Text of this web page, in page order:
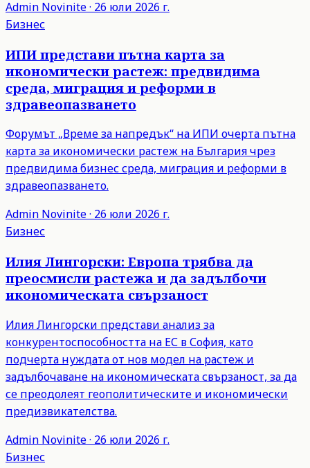
Admin Novinite· 26 юли 2026 г.
Бизнес
ИПИ представи пътна карта за
икономически растеж: предвидима
среда, миграция и реформи в
здравеопазването
Форумът „Време за напредък“ на ИПИ очерта пътна
карта за икономически растеж на България чрез
предвидима бизнес среда, миграция и реформи в
здравеопазването.
Admin Novinite· 26 юли 2026 г.
Бизнес
Илия Лингорски: Европа трябва да
преосмисли растежа и да задълбочи
икономическата свързаност
Илия Лингорски представи анализ за
конкурентоспособността на ЕС в София, като
подчерта нуждата от нов модел на растеж и
задълбочаване на икономическата свързаност, за да
се преодолеят геополитическите и икономически
предизвикателства.
Admin Novinite· 26 юли 2026 г.
Бизнес